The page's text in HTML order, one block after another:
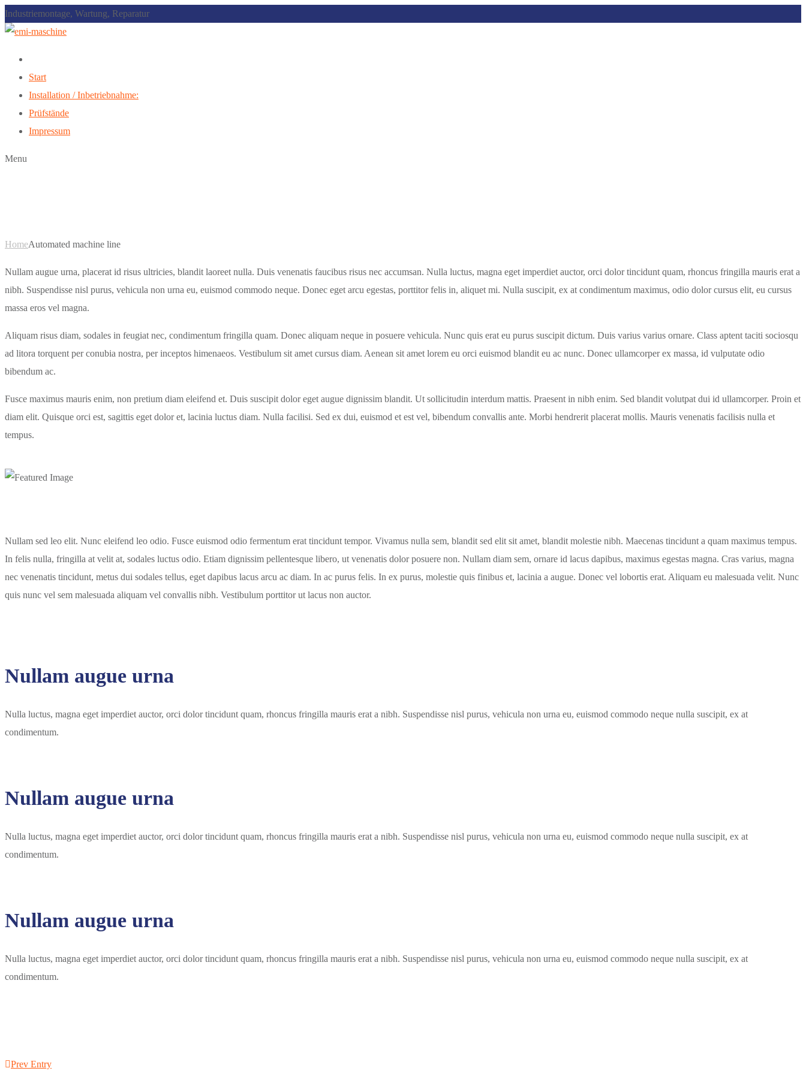
Industriemontage, Wartung, Reparatur
Start
Installation / Inbetriebnahme:
Prüfstände
Impressum
Menu
HomeAutomated machine line
Nullam augue urna, placerat id risus ultricies, blandit laoreet nulla. Duis venenatis faucibus risus nec accumsan. Nulla luctus, magna eget imperdiet auctor, orci dolor tincidunt quam, rhoncus fringilla mauris erat a
nibh. Suspendisse nisl purus, vehicula non urna eu, euismod commodo neque. Donec eget arcu egestas, porttitor felis in, aliquet mi. Nulla suscipit, ex at condimentum maximus, odio dolor cursus elit, eu cursus
massa eros vel magna.
Aliquam risus diam, sodales in feugiat nec, condimentum fringilla quam. Donec aliquam neque in posuere vehicula. Nunc quis erat eu purus suscipit dictum. Duis varius varius ornare. Class aptent taciti sociosqu
ad litora torquent per conubia nostra, per inceptos himenaeos. Vestibulum sit amet cursus diam. Aenean sit amet lorem eu orci euismod blandit eu ac nunc. Donec ullamcorper ex massa, id vulputate odio
bibendum ac.
Fusce maximus mauris enim, non pretium diam eleifend et. Duis suscipit dolor eget augue dignissim blandit. Ut sollicitudin interdum mattis. Praesent in nibh enim. Sed blandit volutpat dui id ullamcorper. Proin et
diam elit. Quisque orci est, sagittis eget dolor et, lacinia luctus diam. Nulla facilisi. Sed ex dui, euismod et est vel, bibendum convallis ante. Morbi hendrerit placerat mollis. Mauris venenatis facilisis nulla et
tempus.
Nullam sed leo elit. Nunc eleifend leo odio. Fusce euismod odio fermentum erat tincidunt tempor. Vivamus nulla sem, blandit sed elit sit amet, blandit molestie nibh. Maecenas tincidunt a quam maximus tempus.
In felis nulla, fringilla at velit at, sodales luctus odio. Etiam dignissim pellentesque libero, ut venenatis dolor posuere non. Nullam diam sem, ornare id lacus dapibus, maximus egestas magna. Cras varius, magna
nec venenatis tincidunt, metus dui sodales tellus, eget dapibus lacus arcu ac diam. In ac purus felis. In ex purus, molestie quis finibus et, lacinia a augue. Donec vel lobortis erat. Aliquam eu malesuada velit. Nunc
quis nunc vel sem malesuada aliquam vel convallis nibh. Vestibulum porttitor ut lacus non auctor.
Nullam augue urna
Nulla luctus, magna eget imperdiet auctor, orci dolor tincidunt quam, rhoncus fringilla mauris erat a nibh. Suspendisse nisl purus, vehicula non urna eu, euismod commodo neque nulla suscipit, ex at
condimentum.
Nullam augue urna
Nulla luctus, magna eget imperdiet auctor, orci dolor tincidunt quam, rhoncus fringilla mauris erat a nibh. Suspendisse nisl purus, vehicula non urna eu, euismod commodo neque nulla suscipit, ex at
condimentum.
Nullam augue urna
Nulla luctus, magna eget imperdiet auctor, orci dolor tincidunt quam, rhoncus fringilla mauris erat a nibh. Suspendisse nisl purus, vehicula non urna eu, euismod commodo neque nulla suscipit, ex at
condimentum.
Prev Entry